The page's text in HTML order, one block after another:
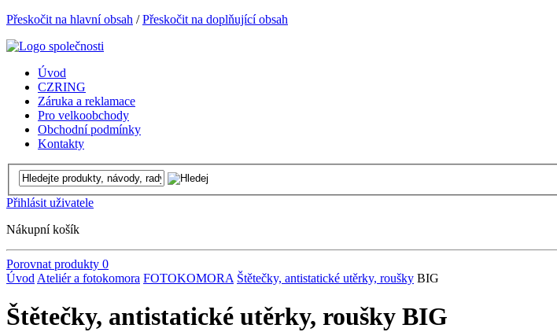
Přeskočit na hlavní obsah /Přeskočit na doplňující obsah
Úvod
CZRING
Záruka a reklamace
Pro velkoobchody
Obchodní podmínky
Kontakty
Přihlásit uživatele
Nákupní košík
Porovnat produkty 0
Úvod Ateliér a fotokomora FOTOKOMORA Štětečky, antistatické utěrky, roušky BIG
Štětečky, antistatické utěrky, roušky BIG